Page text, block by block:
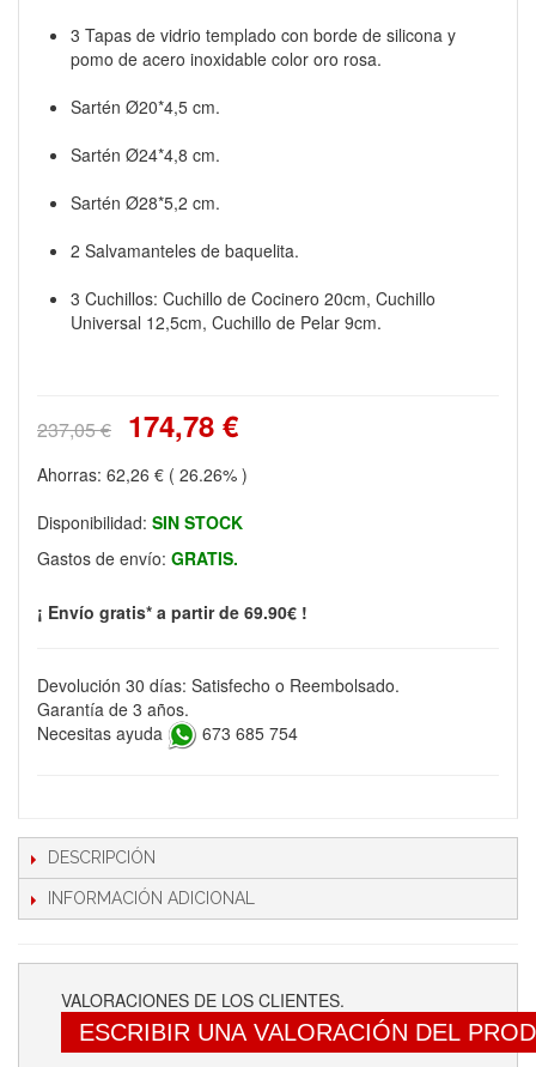
3 Tapas de vidrio templado con borde de silicona y
pomo de acero inoxidable color oro rosa.
Sartén Ø20*4,5 cm.
Sartén Ø24*4,8 cm.
Sartén Ø28*5,2 cm.
2 Salvamanteles de baquelita.
3 Cuchillos: Cuchillo de Cocinero 20cm, Cuchillo
Universal 12,5cm, Cuchillo de Pelar 9cm.
237,05 € 174,78 €
Ahorras: 62,26 € ( 26.26% )
Disponibilidad: SIN STOCK
Gastos de envío: GRATIS.
¡ Envío gratis* a partir de 69.90€ !
Devolución 30 días: Satisfecho o Reembolsado.
Garantía de 3 años.
Necesitas ayuda
673 685 754
DESCRIPCIÓN
INFORMACIÓN ADICIONAL
VALORACIONES DE LOS CLIENTES.
ESCRIBIR UNA VALORACIÓN DEL